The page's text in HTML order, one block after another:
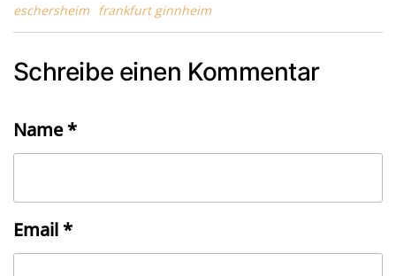
eschersheim frankfurt ginnheim
Schreibe einen Kommentar
Name*
Email*